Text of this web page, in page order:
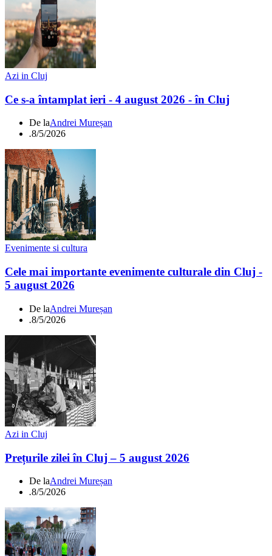
Azi in Cluj
Ce s-a întamplat ieri - 4 august 2026 - în Cluj
De laAndrei Mureșan
.8/5/2026
Evenimente si cultura
Cele mai importante evenimente culturale din Cluj -
5 august 2026
De laAndrei Mureșan
.8/5/2026
Azi in Cluj
Prețurile zilei în Cluj – 5 august 2026
De laAndrei Mureșan
.8/5/2026